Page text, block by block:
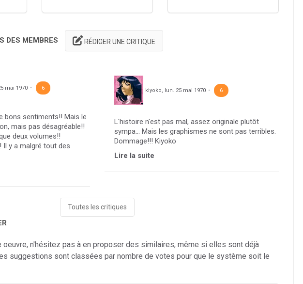
DES MEMBRES RÉDIGER UNE CRITIQUE
mai 1970 6
bons sentiments!! Mais le
mais pas désagréable!!
deux volumes!!
Il y a malgré tout des
kiyoko, lun. 25 mai 1970 6
L'histoire n'est pas mal, assez originale plutôt
sympa... Mais les graphismes ne sont pas terribles.
Dommage!!! Kiyoko
Lire la suite
Toutes les critiques
n'hésitez pas à en proposer des similaires, même si elles sont déjà
suggestions sont classées par nombre de votes pour que le système soit le